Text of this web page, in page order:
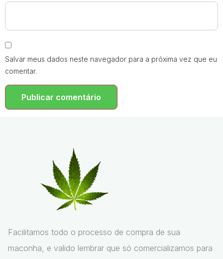
Salvar meus dados neste navegador para a próxima vez que eu
comentar.
Facilitamos todo o processo de compra de sua
maconha, e valido lembrar que só comercializamos para